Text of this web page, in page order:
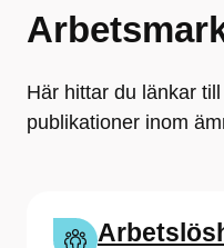
Här hittar du länkar
publikationer inom